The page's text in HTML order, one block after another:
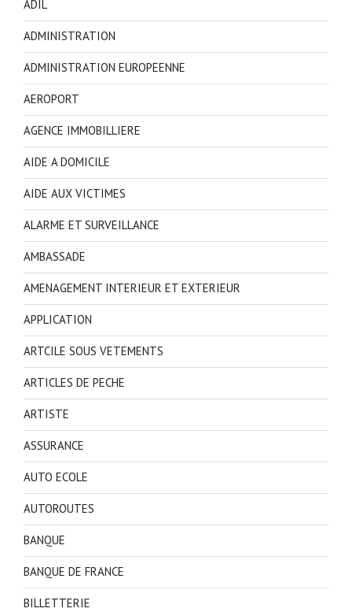
ADIL
ADMINISTRATION
ADMINISTRATION EUROPEENNE
AEROPORT
AGENCE IMMOBILLIERE
AIDE A DOMICILE
AIDE AUX VICTIMES
ALARME ET SURVEILLANCE
AMBASSADE
AMENAGEMENT INTERIEUR ET EXTERIEUR
APPLICATION
ARTCILE SOUS VETEMENTS
ARTICLES DE PECHE
ARTISTE
ASSURANCE
AUTO ECOLE
AUTOROUTES
BANQUE
BANQUE DE FRANCE
BILLETTERIE